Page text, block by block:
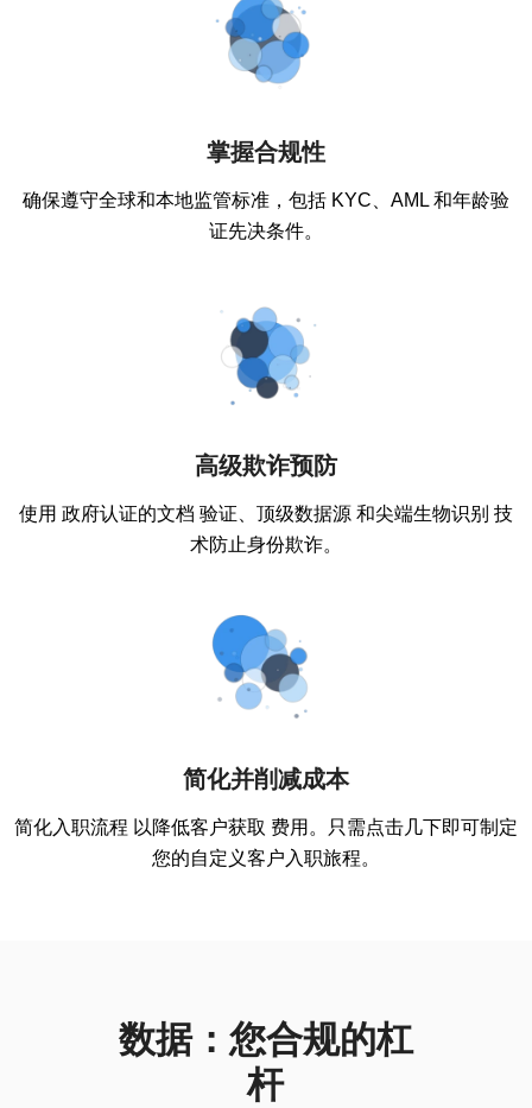
掌握合规性
确保遵守全球和本地监管标准，包括 KYC、AML 和年龄验
证先决条件。
高级欺诈预防
使用 政府认证的文档 验证、顶级数据源 和尖端生物识别 技
术防止身份欺诈。
简化并削减成本
简化入职流程 以降低客户获取 费用。只需点击几下即可制定
您的自定义客户入职旅程。
数据：您合规的杠
杆